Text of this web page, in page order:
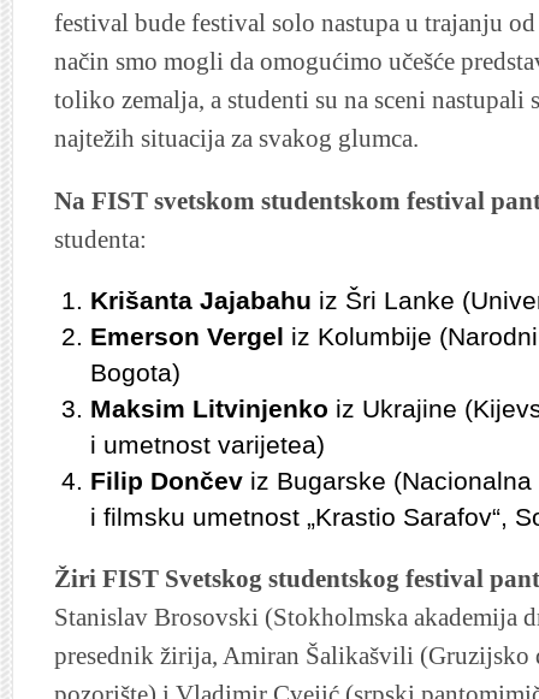
festival bude festival solo nastupa u trajanju
način smo mogli da omogućimo učešće
toliko zemalja, a studenti su na sceni nastupali
najtežih situacija za svakog glumca.
Na FIST svetskom studentskom festival
studenta:
Krišanta Jajabahu iz Šri Lanke
Emerson Vergel iz Kolumbije
Bogota)
Maksim Litvinjenko iz Ukrajine
i umetnost varijetea)
Filip Dončev iz Bugarske
i filmsku umetnost „Krastio Sarafov“,
Žiri FIST Svetskog studentskog festival
Stanislav Brosovski (Stokholmska akademija
presednik žirija, Amiran Šalikašvili (Gruzijsko